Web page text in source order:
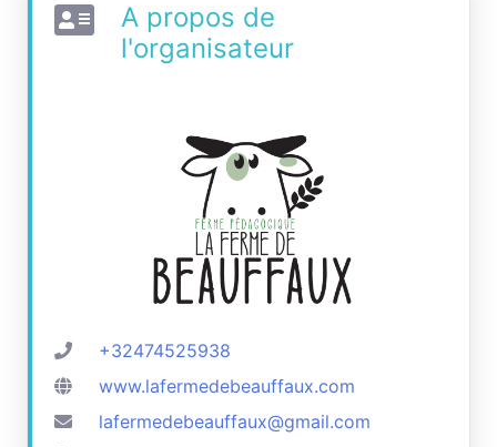
A propos de
l'organisateur
+32474525938
www.lafermedebeauffaux.com
lafermedebeauffaux@gmail.com